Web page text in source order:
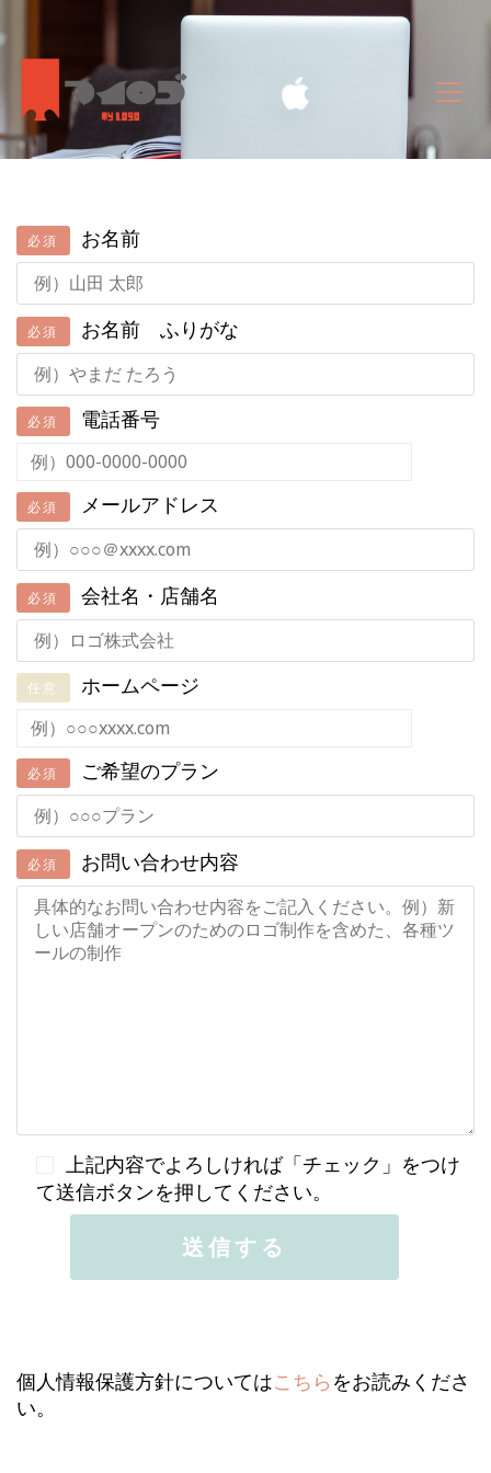
必須 お名前
必須 お名前 ふりがな
必須 電話番号
必須 メールアドレス
必須 会社名・店舗名
任意 ホームページ
必須 ご希望のプラン
必須 お問い合わせ内容
上記内容でよろしければ「チェック」をつけ
て送信ボタンを押してください。
個人情報保護方針についてはこちら をお読みくださ
い。